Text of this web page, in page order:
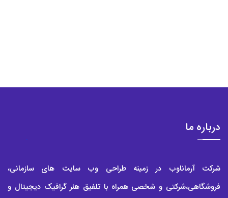
درباره ما
شرکت آرماناوب در زمینه طراحی وب سایت های سازمانی،
فروشگاهی،شرکتی و شخصی همراه با تلفیق هنر گرافیک دیجیتال و